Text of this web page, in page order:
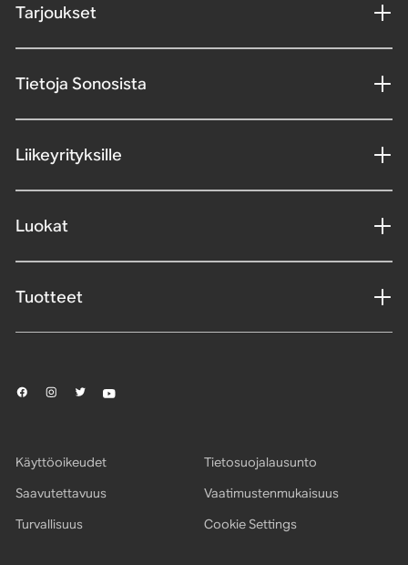
Tarjoukset
Tietoja Sonosista
Liikeyrityksille
Luokat
Tuotteet
Käyttöoikeudet
Tietosuojalausunto
Saavutettavuus
Vaatimustenmukaisuus
Turvallisuus
Cookie Settings